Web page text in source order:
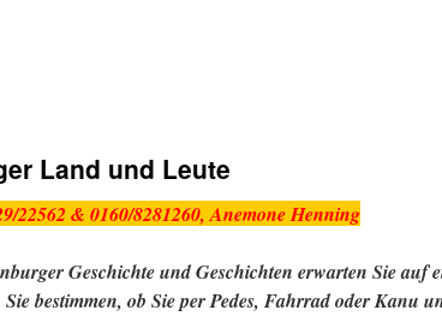
Land und Leute
22562 & 0160/8281260, Anemone Henning
Geschichte und Geschichten erwarten Sie auf
bestimmen, ob Sie per Pedes, Fahrrad oder Kanu